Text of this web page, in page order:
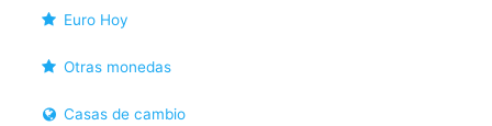
Euro Hoy
Otras monedas
Casas de cambio